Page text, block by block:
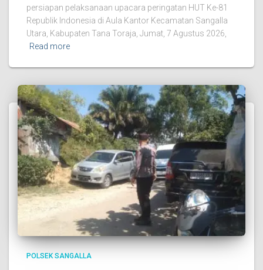
persiapan pelaksanaan upacara peringatan HUT Ke-81
Republik Indonesia di Aula Kantor Kecamatan Sangalla
Utara, Kabupaten Tana Toraja, Jumat, 7 Agustus 2026,
Read more
POLSEK SANGALLA